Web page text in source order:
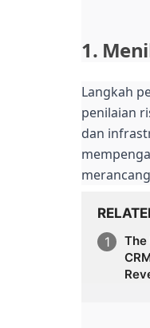
1.
Langkah
penilaian
dan
The